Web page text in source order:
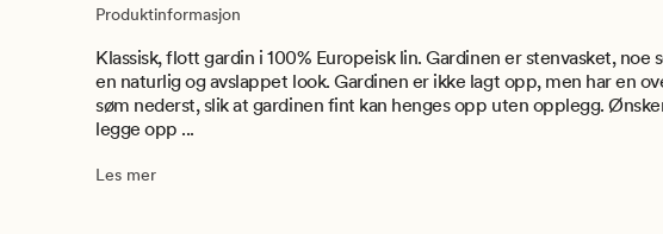
Produktinformasjon
Klassisk, flott gardin i 100% Europeisk lin. Gardinen er stenvasket, noe
en naturlig og avslappet look. Gardinen er ikke lagt opp, men har en
søm nederst, slik at gardinen fint kan henges opp uten opplegg.
legge opp ...
Les mer